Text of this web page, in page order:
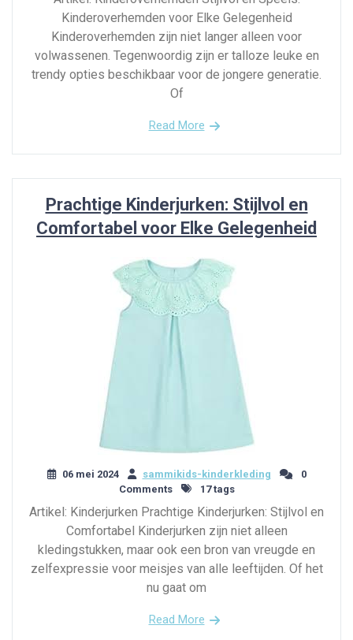
Kinderoverhemden voor Elke Gelegenheid
Kinderoverhemden zijn niet langer alleen voor
volwassenen. Tegenwoordig zijn er talloze leuke en
trendy opties beschikbaar voor de jongere generatie.
Of
Read More
Prachtige Kinderjurken: Stijlvol en
Comfortabel voor Elke Gelegenheid
06 mei 2024 sammikids-kinderkleding
0
Comments
17 tags
Artikel: Kinderjurken Prachtige Kinderjurken: Stijlvol en
Comfortabel Kinderjurken zijn niet alleen
kledingstukken, maar ook een bron van vreugde en
zelfexpressie voor meisjes van alle leeftijden. Of het
nu gaat om
Read More